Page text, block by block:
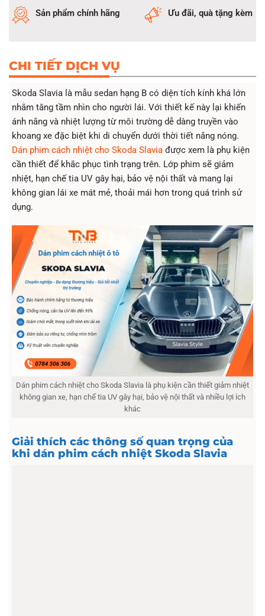
Sản phẩm chính hãng Ưu đãi, quà tặng kèm
CHI TIẾT DỊCH VỤ
Skoda Slavia là mẫu sedan hạng B có diện tích kính khá lớn
nhằm tăng tầm nhìn cho người lái. Với thiết kế này lại khiến
ánh nắng và nhiệt lượng từ môi trường dễ dàng truyền vào
khoang xe đặc biệt khi di chuyển dưới thời tiết nắng nóng.
Dán phim cách nhiệt cho Skoda Slavia được xem là phụ kiện
cần thiết để khắc phục tình trạng trên. Lớp phim sẽ giảm
nhiệt, hạn chế tia UV gây hại, bảo vệ nội thất và mang lại
không gian lái xe mát mẻ, thoải mái hơn trong quá trình sử
dụng.
Dán phim cách nhiệt cho Skoda Slavia là phụ kiện cần thiết giảm nhiệt
không gian xe, hạn chế tia UV gây hại, bảo vệ nội thất và nhiều lợi ích
khác
Giải thích các thông số quan trọng của
khi dán phim cách nhiệt Skoda Slavia